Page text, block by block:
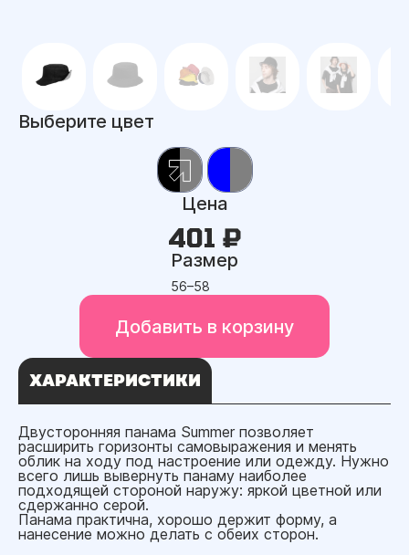
Выберите цвет
Цена
401 ₽
Размер
56–58
Добавить в корзину
ХАРАКТЕРИСТИКИ
Двусторонняя панама Summer позволяет
расширить горизонты самовыражения и менять
облик на ходу под настроение или одежду. Нужно
всего лишь вывернуть панаму наиболее
подходящей стороной наружу: яркой цветной или
сдержанно серой.
Панама практична, хорошо держит форму, а
нанесение можно делать с обеих сторон.